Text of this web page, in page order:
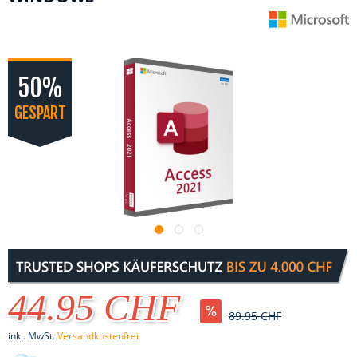
50%
GESPART
44.95 CHF 89.95 CHF
inkl. MwSt.Versandkostenfrei